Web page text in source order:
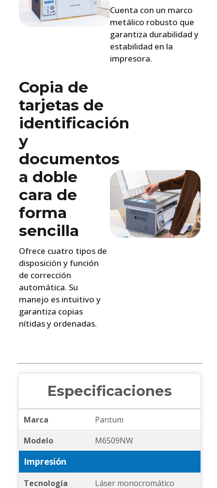
Cuenta con un marco
metálico robusto que
garantiza durabilidad y
estabilidad en la
impresora.
Copia de
tarjetas de
identificación
y
documentos
a doble
cara de
forma
sencilla
Ofrece cuatro tipos de
disposición y función
de corrección
automática. Su
manejo es intuitivo y
garantiza copias
nítidas y ordenadas.
Especificaciones
Marca
Pantum
Modelo
M6509NW
Impresión
Tecnología Láser monocromático